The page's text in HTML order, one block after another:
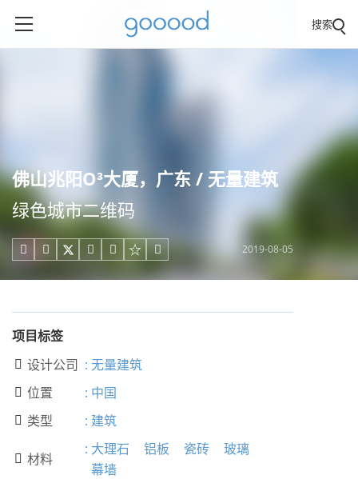
搜索
佛山兆阳O³大厦，广东 / 无量建筑
绿色城市二维码
     2019-08-05
项目标签
 设计公司 : 无量建筑
 位置 : 中国
 类型 : 建筑
 材料
: 大理石 铝板 瓷砖
玻璃
幕墙